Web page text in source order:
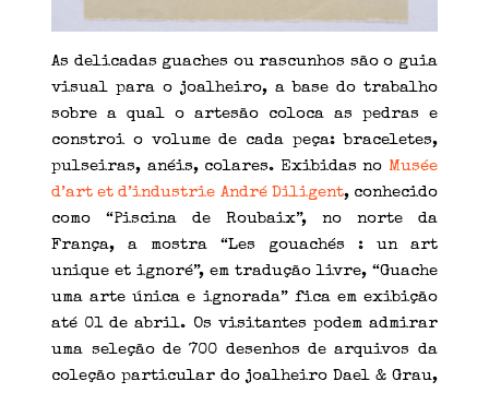
As delicadas guaches ou rascunhos são o guia
visual para o joalheiro, a base do trabalho
sobre a qual o artesão coloca as pedras e
constroi o volume de cada peça: braceletes,
pulseiras, anéis, colares. Exibidas no Musée
d’art et d’industrie André Diligent, conhecido
como “Piscina de Roubaix”, no norte da
França, a mostra “Les gouachés : un art
unique et ignoré”, em tradução livre, “Guache
uma arte única e ignorada” fica em exibição
até 01 de abril. Os visitantes podem admirar
uma seleção de 700 desenhos de arquivos da
coleção particular do joalheiro Dael & Grau,